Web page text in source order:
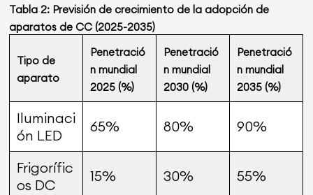
Tabla 2: Previsión de crecimiento de la adopción de
aparatos de CC (2025-2035)
Tipo de
aparato
Penetració
n mundial
2025 (%)
Penetració
n mundial
2030 (%)
Penetració
n mundial
2035 (%)
Iluminaci
ón LED
65% 80% 90%
Frigorífic
os DC
15% 30% 55%